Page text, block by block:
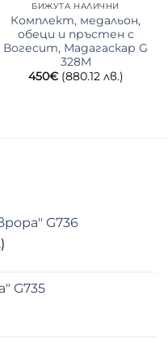
БИЖУТА НАЛИЧНИ
Комплект, медальон,
обеци и пръстен с
Вогесит, Мадагаскар G
328M
450€ (880.12 лв.)
G736
G735